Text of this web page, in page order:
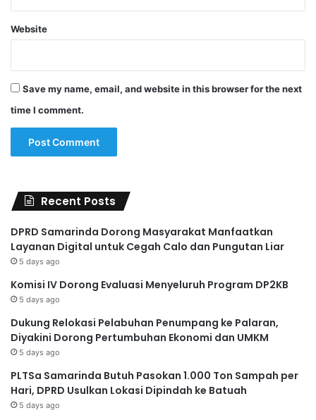
Website
Save my name, email, and website in this browser for the next
time I comment.
Recent Posts
DPRD Samarinda Dorong Masyarakat Manfaatkan
Layanan Digital untuk Cegah Calo dan Pungutan Liar
5 days ago
Komisi IV Dorong Evaluasi Menyeluruh Program DP2KB
5 days ago
Dukung Relokasi Pelabuhan Penumpang ke Palaran,
Diyakini Dorong Pertumbuhan Ekonomi dan UMKM
5 days ago
PLTSa Samarinda Butuh Pasokan 1.000 Ton Sampah per
Hari, DPRD Usulkan Lokasi Dipindah ke Batuah
5 days ago